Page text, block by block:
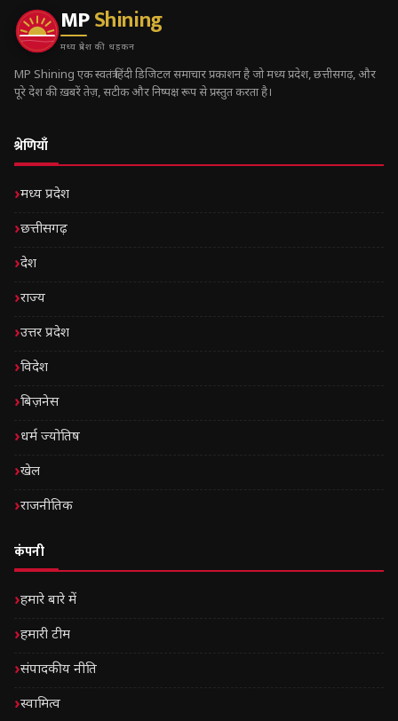
MPShining
मध्य प्रदेश की धड़कन
MP Shining एक स्वतंत्र हिंदी डिजिटल समाचार प्रकाशन है जो मध्य प्रदेश, छत्तीसगढ़, और
पूरे देश की ख़बरें तेज़, सटीक और निष्पक्ष रूप से प्रस्तुत करता है।
श्रेणियाँ
मध्य प्रदेश
छत्तीसगढ़
देश
राज्य
उत्तर प्रदेश
विदेश
बिज़नेस
धर्म ज्योतिष
खेल
राजनीतिक
कंपनी
हमारे बारे में
हमारी टीम
संपादकीय नीति
स्वामित्व